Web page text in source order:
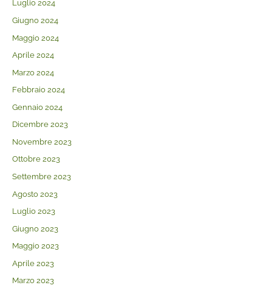
Luglio 2024
Giugno 2024
Maggio 2024
Aprile 2024
Marzo 2024
Febbraio 2024
Gennaio 2024
Dicembre 2023
Novembre 2023
Ottobre 2023
Settembre 2023
Agosto 2023
Luglio 2023
Giugno 2023
Maggio 2023
Aprile 2023
Marzo 2023